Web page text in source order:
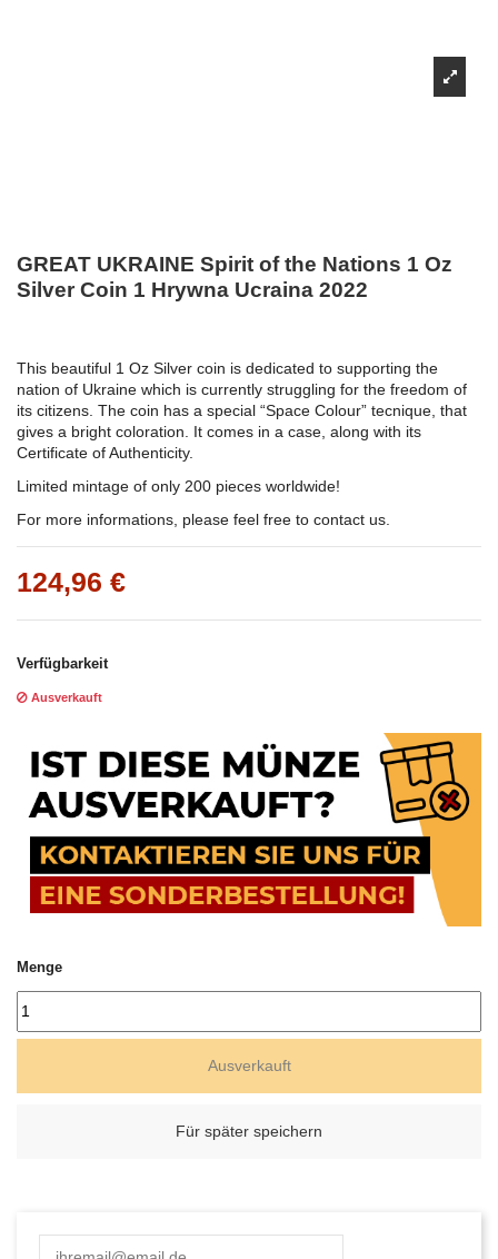
GREAT UKRAINE Spirit of the Nations 1 Oz
Silver Coin 1 Hrywna Ucraina 2022
This beautiful 1 Oz Silver coin is dedicated to supporting the
nation of Ukraine which is currently struggling for the freedom of
its citizens. The coin has a special “Space Colour” tecnique, that
gives a bright coloration. It comes in a case, along with its
Certificate of Authenticity.
Limited mintage of only 200 pieces worldwide!
For more informations, please feel free to contact us.
124,96 €
Verfügbarkeit
Ausverkauft
Menge
Ausverkauft
Für später speichern